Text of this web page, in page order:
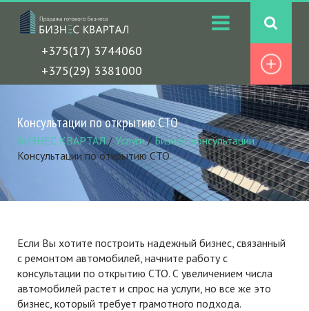
+375(17) 3744060
+375(29) 3381000
Консультации по открытию СТО
БИЗНЕС КВАРТАЛ/Услуги/Бизнес-консультации/
Консультации по открытию СТО
Если Вы хотите построить надежный бизнес, связанный
с ремонтом автомобилей, начните работу с
консультации по открытию СТО. С увеличением числа
автомобилей растет и спрос на услуги, но все же это
бизнес, который требует грамотного подхода.